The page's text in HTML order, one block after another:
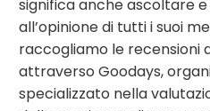
significa anche ascoltare
all’opinione di tutti i suoi
raccogliamo le recensioni
attraverso Goodays,
specializzato nella